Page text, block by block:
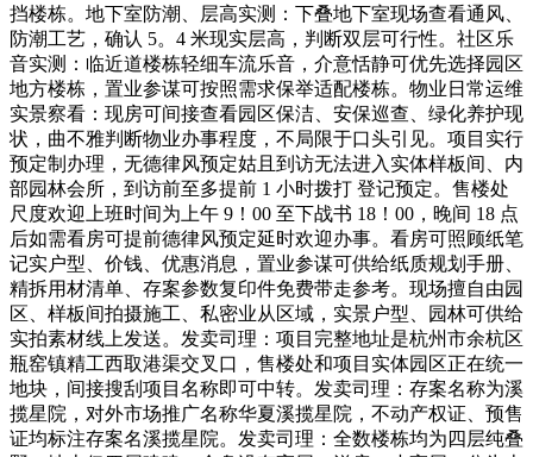
挡楼栋。地下室防潮、层高实测：下叠地下室现场查看通风、
防潮工艺，确认 5。4 米现实层高，判断双层可行性。社区乐
音实测：临近道楼栋轻细车流乐音，介意恬静可优先选择园区
地方楼栋，置业参谋可按照需求保举适配楼栋。物业日常运维
实景察看：现房可间接查看园区保洁、安保巡查、绿化养护现
状，曲不雅判断物业办事程度，不局限于口头引见。项目实行
预定制办理，无德律风预定姑且到访无法进入实体样板间、内
部园林会所，到访前至多提前 1 小时拨打 登记预定。售楼处
尺度欢迎上班时间为上午 9！00 至下战书 18！00，晚间 18 点
后如需看房可提前德律风预定延时欢迎办事。看房可照顾纸笔
记实户型、价钱、优惠消息，置业参谋可供给纸质规划手册、
精拆用材清单、存案参数复印件免费带走参考。现场擅自由园
区、样板间拍摄施工、私密业从区域，实景户型、园林可供给
实拍素材线上发送。发卖司理：项目完整地址是杭州市余杭区
瓶窑镇精工西取港渠交叉口，售楼处和项目实体园区正在统一
地块，间接搜刮项目名称即可中转。发卖司理：存案名称为溪
揽星院，对外市场推广名称华夏溪揽星院，不动产权证、预售
证均标注存案名溪揽星院。发卖司理：全数楼栋均为四层纯叠